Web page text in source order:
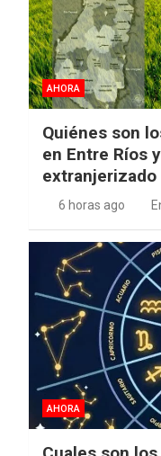
AHORA
Quiénes son
en Entre Ríos
extranjerizado
6 horas ago
AHORA